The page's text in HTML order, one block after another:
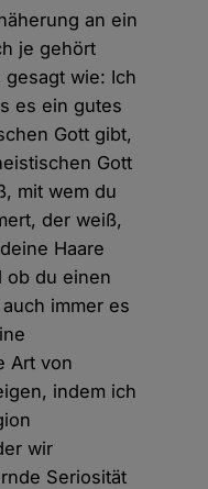
an ein
je gehört
wie: Ich
es ein gutes
Gott gibt,
Gott
mit wem du
der weiß,
Haare
ob du einen
immer es
Art von
indem ich
wir
Seriosität